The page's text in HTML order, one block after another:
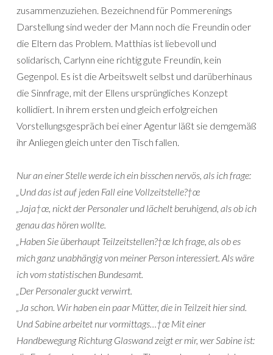
zusammenzuziehen. Bezeichnend für Pommerenings
Darstellung sind weder der Mann noch die Freundin oder
die Eltern das Problem. Matthias ist liebevoll und
solidarisch, Carlynn eine richtig gute Freundin, kein
Gegenpol. Es ist die Arbeitswelt selbst und darüberhinaus
die Sinnfrage, mit der Ellens ursprüngliches Konzept
kollidiert. In ihrem ersten und gleich erfolgreichen
Vorstellungsgespräch bei einer Agentur läßt sie demgemäß
ihr Anliegen gleich unter den Tisch fallen.
Nur an einer Stelle werde ich ein bisschen nervös, als ich frage:
„Und das ist auf jeden Fall eine Vollzeitstelle?†œ
„Jaja†œ, nickt der Personaler und lächelt beruhigend, als ob ich
genau das hören wollte.
„Haben Sie überhaupt Teilzeitstellen?†œ Ich frage, als ob es
mich ganz unabhängig von meiner Person interessiert. Als wäre
ich vom statistischen Bundesamt.
„Der Personaler guckt verwirrt.
„Ja schon. Wir haben ein paar Mütter, die in Teilzeit hier sind.
Und Sabine arbeitet nur vormittags…†œ Mit einer
Handbewegung Richtung Glaswand zeigt er mir, wer Sabine ist: